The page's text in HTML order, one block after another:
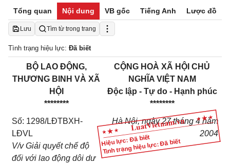
Tổng quan Nội dung VB gốc Tiếng Anh Lược đồ
Lưu Tìm từ trong trang
Tình trạng hiệu lực: Đã biết
Hiệu lực: Đã biết
Tình trạng hiệu lực: Đã biết
BỘ LAO ĐỘNG,
THƯƠNG BINH VÀ XÃ
HỘI
********
CỘNG HOÀ XÃ HỘI CHỦ
NGHĨA VIỆT NAM
Độc lập - Tự do - Hạnh phúc
********
Số: 1298/LĐTBXH-
LĐVL
V/v Giải quyết chế độ
đối với lao động dôi dư
Hà Nội, ngày 27 tháng 4 năm
2004